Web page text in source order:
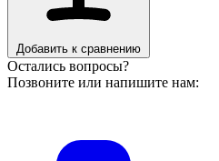
Добавить к сравнению
Остались вопросы?
Позвоните или напишите нам: